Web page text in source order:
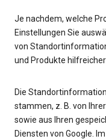
Je nachdem, welche
Einstellungen Sie
von
und Produkte
Die
stammen, z. B. von
sowie aus Ihren
Diensten von Google.